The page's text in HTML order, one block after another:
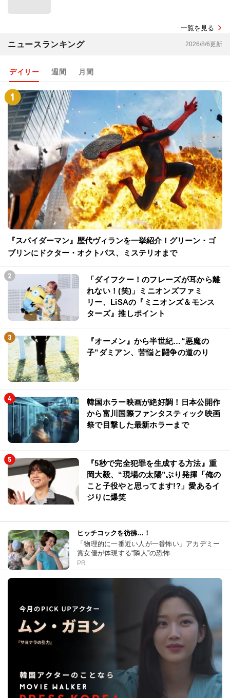
一覧を見る
ニュースランキング 2026/8/6更新
デイリー 週間 月間
『スパイダーマン』歴代ヴィランを一挙紹介！グリーン・ゴ
ブリンにドクター・オクトパス、ミステリオまで
「ダイフクー！のフレーズが耳から離
れない！(笑)」ミニオンズファミ
リー、LiSAの『ミニオンズ＆モンス
ターズ』推しポイント
『オーメン』から半世紀…“悪魔の
子”ダミアン、苦悩と闘争の道のり
韓国ホラー映画が絶好調！日本公開作
から富川国際ファンタスティック映画
祭で目撃した最新ホラーまで
『5秒で完全犯罪を生成する方法』重
岡大毅、“現場の太陽”ぶり発揮「俺の
こと子役やと思ってます!?」愛あるイ
ジりに爆笑
ヒッチコックを彷彿…！
「物理的に一番近い人が一番怖い」アカデミー
賞女優が体現する“隣人”の恐怖
PR